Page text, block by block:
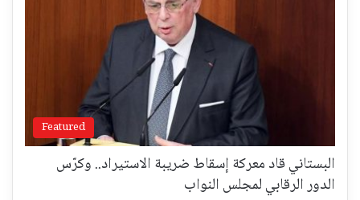
Featured
البستاني قاد معركة إسقاط ضريبة الاستيراد.. وكرّس
الدور الرقابي لمجلس النواب